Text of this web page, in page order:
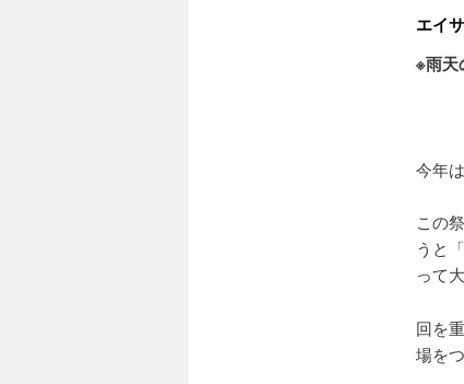
エイ
※雨天
今年
この
うと
って
回を
場を